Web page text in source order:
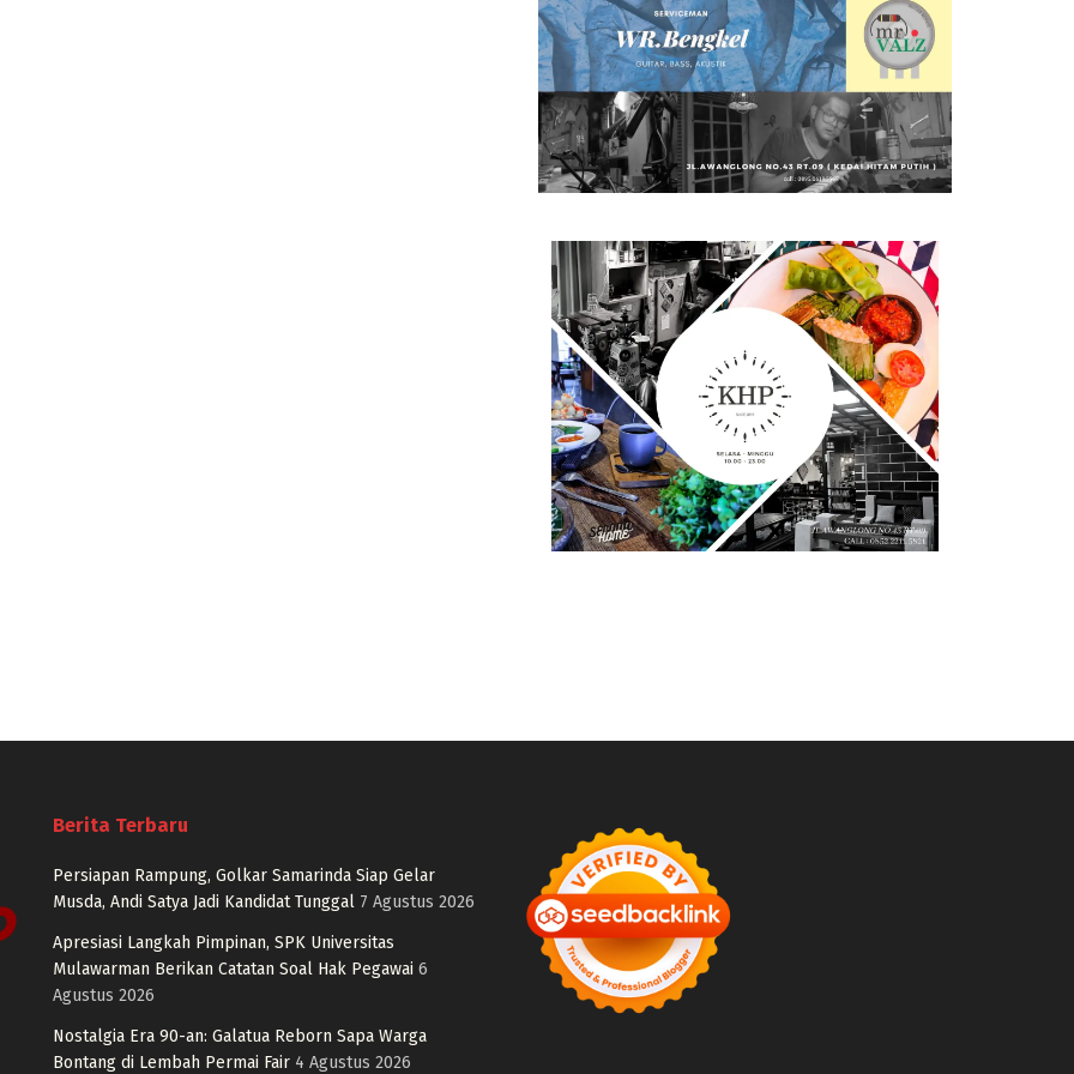
Berita Terbaru
Persiapan Rampung, Golkar Samarinda Siap Gelar
Musda, Andi Satya Jadi Kandidat Tunggal 7 Agustus 2026
Apresiasi Langkah Pimpinan, SPK Universitas
Mulawarman Berikan Catatan Soal Hak Pegawai 6
Agustus 2026
Nostalgia Era 90-an: Galatua Reborn Sapa Warga
Bontang di Lembah Permai Fair 4 Agustus 2026